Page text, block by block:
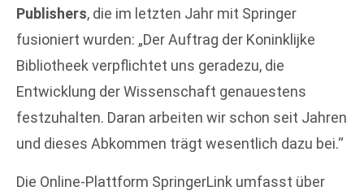
Publishers, die im letzten Jahr mit Springer
fusioniert wurden: „Der Auftrag der Koninklijke
Bibliotheek verpflichtet uns geradezu, die
Entwicklung der Wissenschaft genauestens
festzuhalten. Daran arbeiten wir schon seit Jahren
und dieses Abkommen trägt wesentlich dazu bei.“
Die Online-Plattform SpringerLink umfasst über